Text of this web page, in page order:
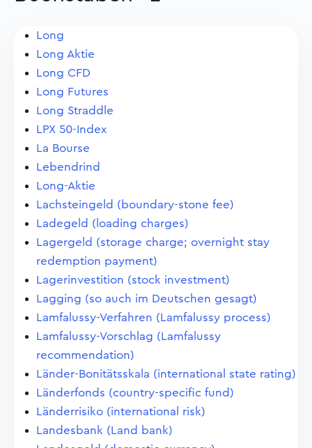
Long
Long Aktie
Long CFD
Long Futures
Long Straddle
LPX 50-Index
La Bourse
Lebendrind
Long-Aktie
Lachsteingeld (boundary-stone fee)
Ladegeld (loading charges)
Lagergeld (storage charge; overnight stay
redemption payment)
Lagerinvestition (stock investment)
Lagging (so auch im Deutschen gesagt)
Lamfalussy-Verfahren (Lamfalussy process)
Lamfalussy-Vorschlag (Lamfalussy
recommendation)
Länder-Bonitätsskala (international state rating)
Länderfonds (country-specific fund)
Länderrisiko (international risk)
Landesbank (Land bank)